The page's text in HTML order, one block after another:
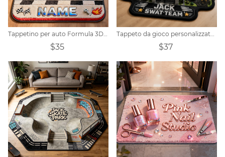
Tappetino per auto Formula 3D con nome personalizzato
$35
Tappeto da gioco personalizzato a tema stazione di polizia
$37